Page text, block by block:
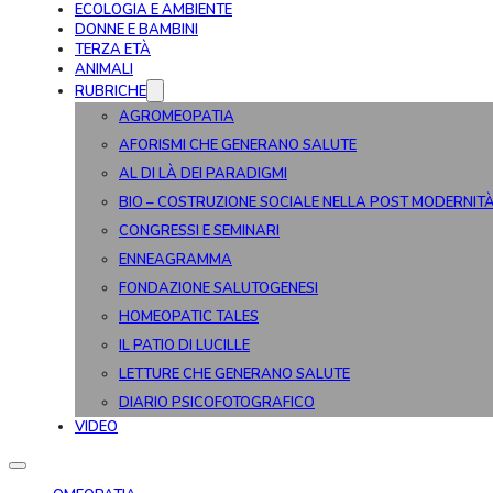
ECOLOGIA E AMBIENTE
DONNE E BAMBINI
TERZA ETÀ
ANIMALI
RUBRICHE
AGROMEOPATIA
AFORISMI CHE GENERANO SALUTE
AL DI LÀ DEI PARADIGMI
BIO – COSTRUZIONE SOCIALE NELLA POST
CONGRESSI E SEMINARI
ENNEAGRAMMA
FONDAZIONE SALUTOGENESI
HOMEOPATIC TALES
IL PATIO DI LUCILLE
LETTURE CHE GENERANO SALUTE
DIARIO PSICOFOTOGRAFICO
VIDEO